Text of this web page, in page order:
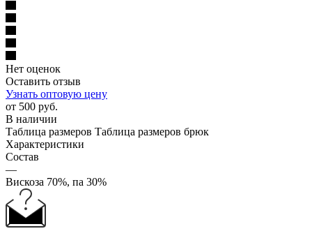
Нет оценок
Оставить отзыв
Узнать оптовую цену
от 500 руб.
В наличии
Таблица размеров Таблица размеров брюк
Характеристики
Состав
—
Вискоза 70%, па 30%